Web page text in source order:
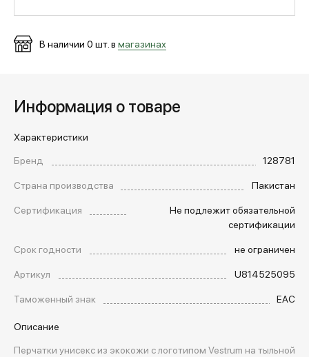
БРЕНДЫ
МЕДИА
ПОКУПАТЕЛЯМ
ОПЛАТА И ДОСТАВКА
В наличии 0 шт. в магазинах
Информация о товаре
Характеристики
Бренд
128781
Страна производства
Пакистан
Сертификация
Не подлежит обязательной
сертификации
Срок годности
не ограничен
Артикул
U814525095
Таможенный знак
EAC
Описание
Перчатки унисекс из экокожи с логотипом Vestrum на тыльной